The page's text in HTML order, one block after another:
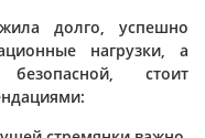
долго, успешно
нагрузки, а
стоит